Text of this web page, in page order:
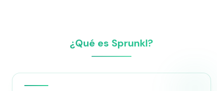
¿Qué es Sprunkl?